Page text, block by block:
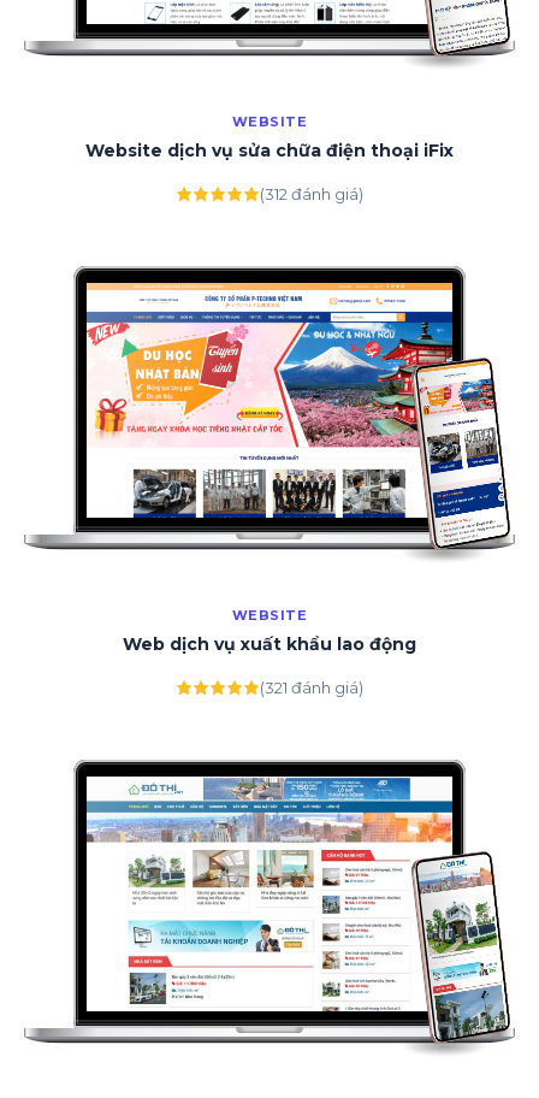
WEBSITE
Website dịch vụ sửa chữa điện thoại iFix
(312 đánh giá)
WEBSITE
Web dịch vụ xuất khẩu lao động
(321 đánh giá)